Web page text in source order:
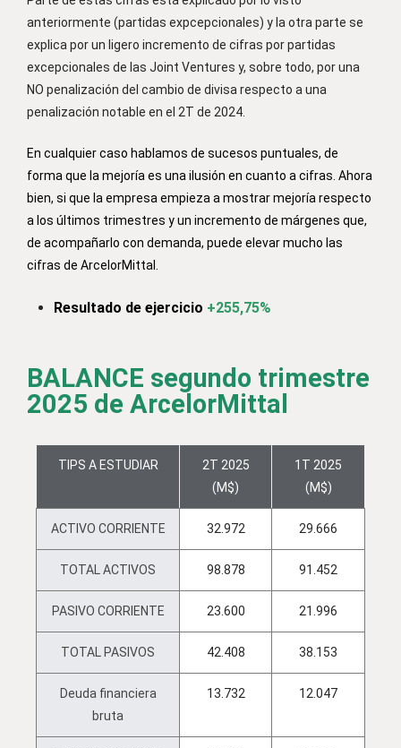
anteriormente (partidas expcepcionales) y la otra parte se
explica por un ligero incremento de cifras por partidas
excepcionales de las Joint Ventures y, sobre todo, por una
NO penalización del cambio de divisa respecto a una
penalización notable en el 2T de 2024.
En cualquier caso hablamos de sucesos puntuales, de
forma que la mejoría es una ilusión en cuanto a cifras. Ahora
bien, si que la empresa empieza a mostrar mejoría respecto
a los últimos trimestres y un incremento de márgenes que,
de acompañarlo con demanda, puede elevar mucho las
cifras de ArcelorMittal.
Resultado de ejercicio +255,75%
BALANCE segundo trimestre
2025 de ArcelorMittal
TIPS A ESTUDIAR
2T 2025
(M$)
1T 2025
(M$)
ACTIVO CORRIENTE 32.972 29.666
TOTAL ACTIVOS 98.878 91.452
PASIVO CORRIENTE 23.600 21.996
TOTAL PASIVOS 42.408 38.153
Deuda financiera
bruta
13.732 12.047